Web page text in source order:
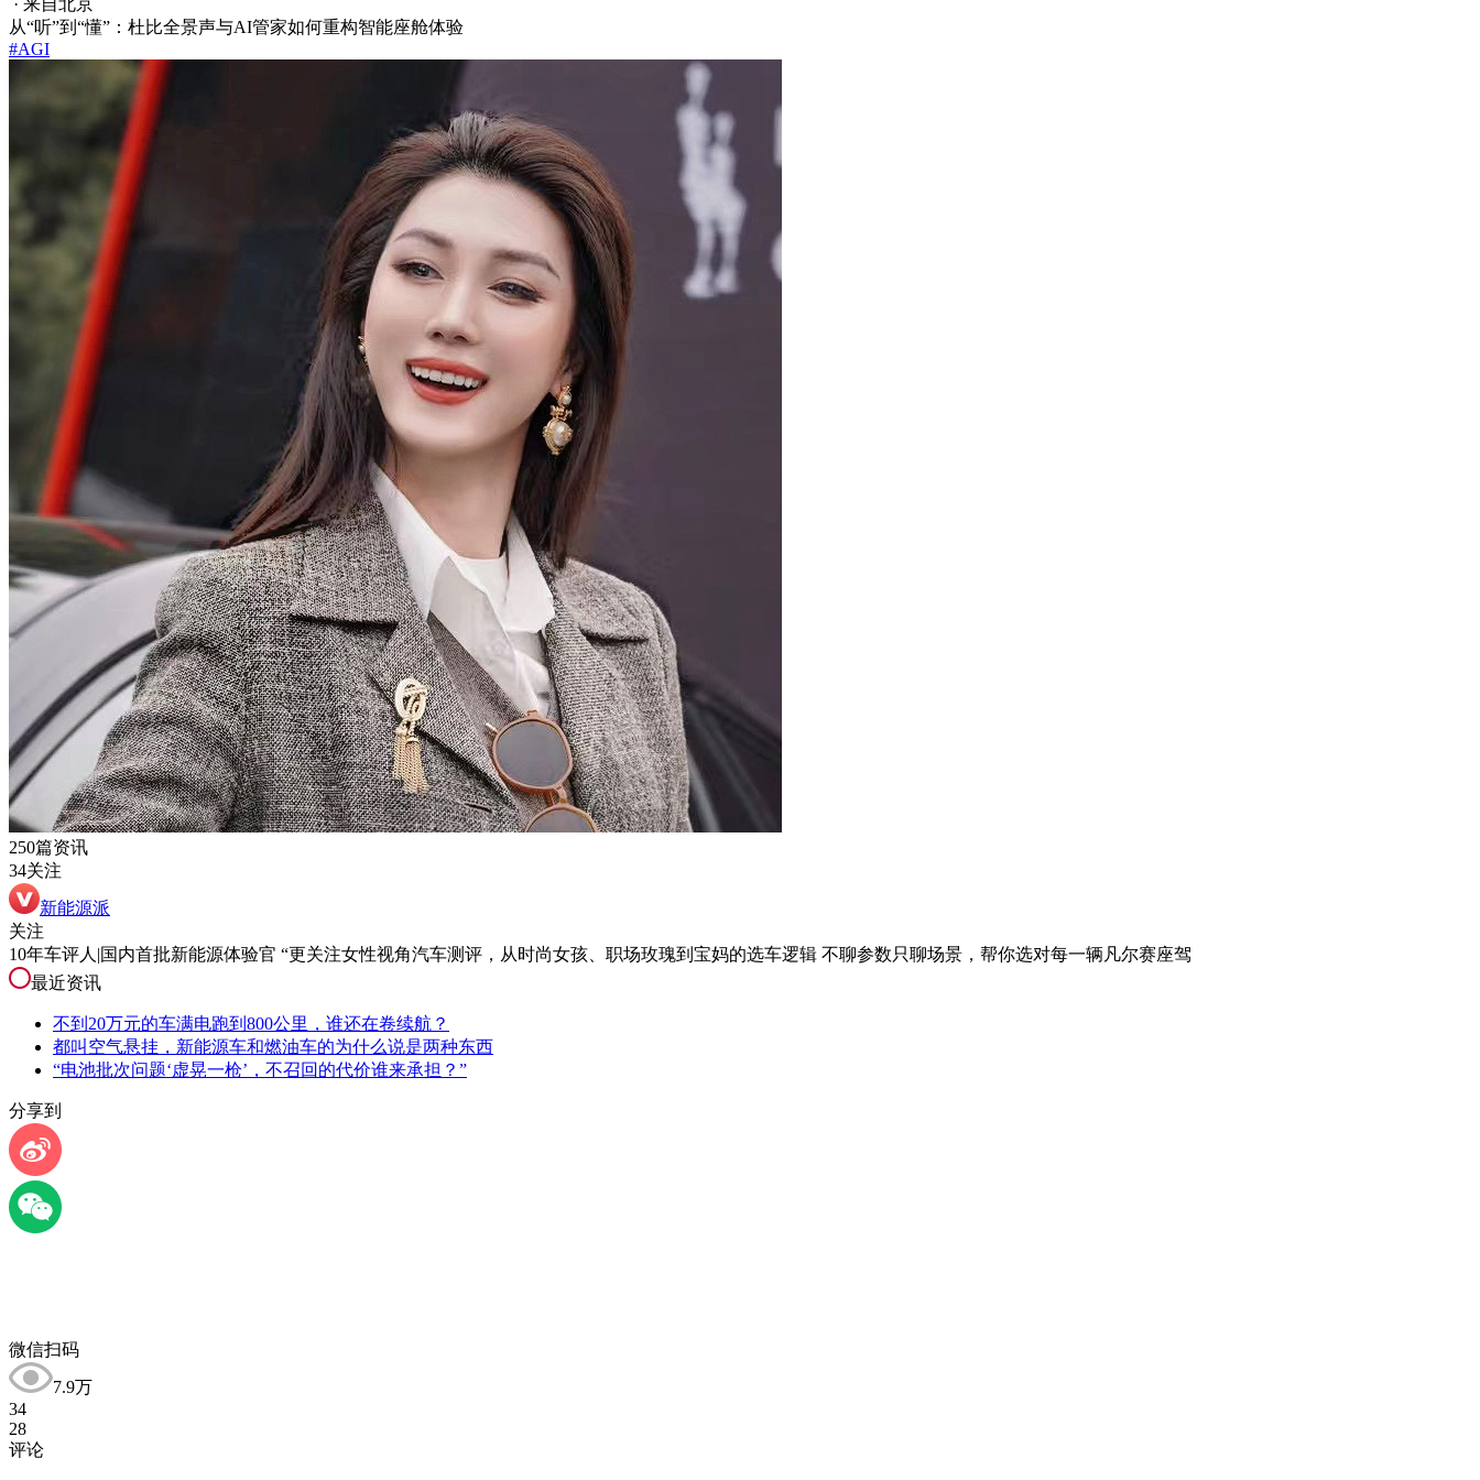
· 来自北京
从“听”到“懂”：杜比全景声与AI管家如何重构智能座舱体验
#AGI
250篇资讯
34关注
新能源派
关注
10年车评人|国内首批新能源体验官 “更关注女性视角汽车测评，从时尚女孩、职场玫瑰到宝妈的选车逻辑 不聊参数只聊场景，帮你选对每一辆凡尔赛座驾
最近资讯
不到20万元的车满电跑到800公里，谁还在卷续航？
都叫空气悬挂，新能源车和燃油车的为什么说是两种东西
“电池批次问题‘虚晃一枪’，不召回的代价谁来承担？”
分享到
微信扫码
7.9万
34
28
评论